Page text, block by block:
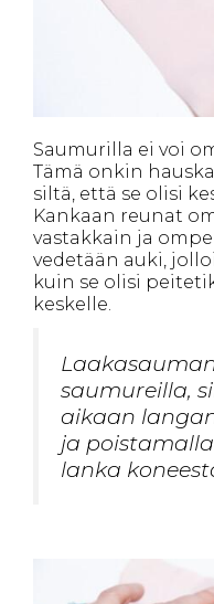
Saumurilla ei voi
Tämä onkin
siltä, että se olisi
Kankaan reunat
vastakkain ja
vedetään auki,
kuin se olisi
keskelle.
saumureilla,
aikaan
ja
lanka